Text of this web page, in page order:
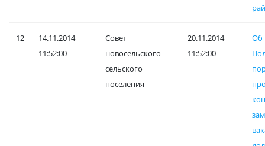
12
14.11.2014
11:52:00
Совет
новосельского
сельского
поселения
20.11.2014
11:52:00
Об